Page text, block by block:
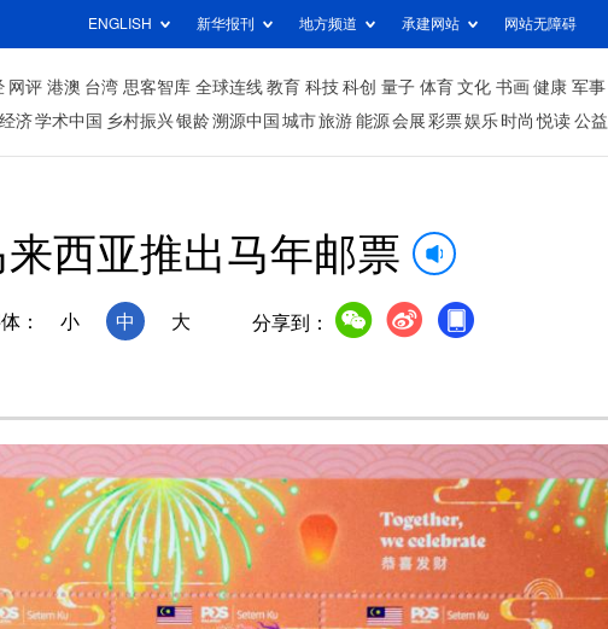
ENGLISH 新华报刊 地方频道 承建网站 网站无障碍
网评 港澳 台湾 思客智库 全球连线 教育 科技 科创 量子 体育 文化 书画 健康 军事
济学术中国 乡村振兴银龄溯源中国 城市旅游 能源 会展 彩票娱乐 时尚 悦读 公益
来西亚推出马年邮票
： 小 中 大 分享到：